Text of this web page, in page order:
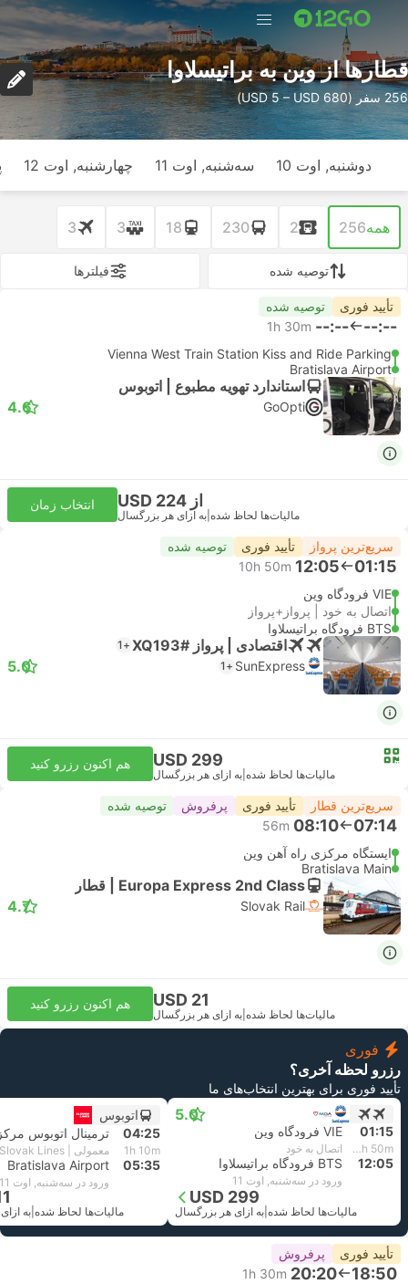
قطارها از وین به براتیسلاوا
256 سفر (USD 5 – USD 680)
دوشنبه, اوت 10 سه‌شنبه, اوت 11 چهارشنبه, اوت 12
همه256
2
230
18
3
3
توصیه شده فیلتر‌ها
تأیید فوری توصیه شده
--:--
--:--
1h 30m
Vienna West Train Station Kiss and Ride Parking
Bratislava Airport
استاندارد تهویه مطبوع | اتوبوس
GoOpti
4.6
از USD 224
مالیات‌ها لحاظ شده به ازای هر بزرگسال
انتخاب زمان
سریع‌ترین پرواز تأیید فوری توصیه شده
01:15
12:05
10h 50m
VIE فرودگاه وین
اتصال به خود | پرواز+پرواز
BTS فرودگاه براتیسلاوا
اقتصادی | پرواز #XQ193 +1
SunExpress
+1
5.0
USD 299
مالیات‌ها لحاظ شده به ازای هر بزرگسال
هم اکنون رزرو کنید
سریع‌ترین قطار تأیید فوری پرفروش توصیه شده
07:14
08:10
56m
ایستگاه مرکزی راه آهن وین
Bratislava Main
Europa Express 2nd Class | قطار
Slovak Rail
4.7
USD 21
مالیات‌ها لحاظ شده به ازای هر بزرگسال
هم اکنون رزرو کنید
فوری
رزرو لحظه آخری؟
تأیید فوری برای بهترین انتخاب‌های ما
5.0
01:15 VIE فرودگاه وین
10h 50m اتصال به خود
12:05 BTS فرودگاه براتیسلاوا
ورود در سه‌شنبه, اوت 11
USD 299
مالیات‌ها لحاظ شده به ازای هر بزرگسال
اتوبوس
04:25
ترمینال اتوبوس
1h 10m معمولی | Slovak Lines
05:35
Bratislava Airport
ورود در سه‌شنبه, اوت 11
مالیات‌ها لحاظ شده به
تأیید فوری پرفروش
18:50
20:20
1h 30m